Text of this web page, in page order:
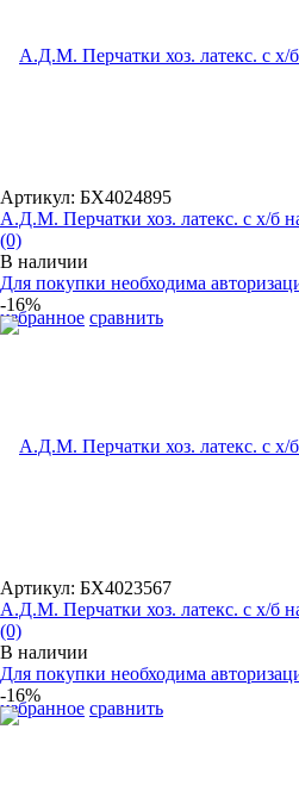
избранное сравнить
Артикул: БХ4024895
А.Д.М. Перчатки хоз. латекс. с х/б
(0)
В наличии
Для покупки необходима
-16%
избранное сравнить
Артикул: БХ4023567
А.Д.М. Перчатки хоз. латекс. с х/б
(0)
В наличии
Для покупки необходима
-16%